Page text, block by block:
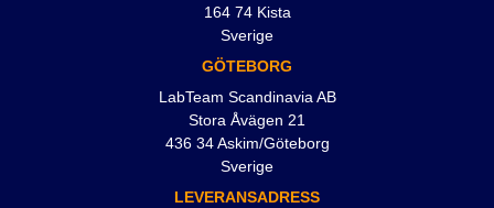
164 74 Kista
Sverige
GÖTEBORG
LabTeam Scandinavia AB
Stora Åvägen 21
436 34 Askim/Göteborg
Sverige
LEVERANSADRESS